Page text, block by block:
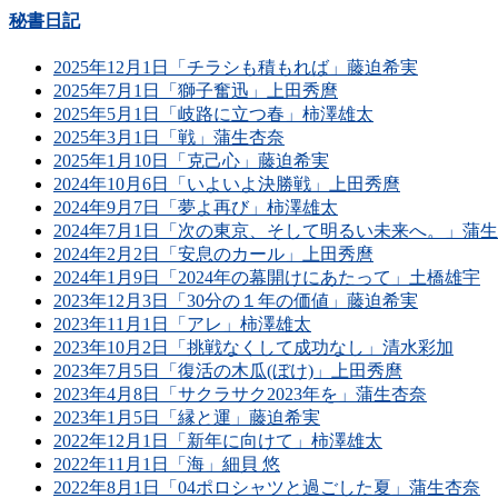
秘書日記
2025年12月1日「チラシも積もれば」藤迫希実
2025年7月1日「獅子奮迅」上田秀麿
2025年5月1日「岐路に立つ春」柿澤雄太
2025年3月1日「戦」蒲生杏奈
2025年1月10日「克己心」藤迫希実
2024年10月6日「いよいよ決勝戦」上田秀麿
2024年9月7日「夢よ再び」柿澤雄太
2024年7月1日「次の東京、そして明るい未来へ。」蒲
2024年2月2日「安息のカール」上田秀麿
2024年1月9日「2024年の幕開けにあたって」土橋雄宇
2023年12月3日「30分の１年の価値」藤迫希実
2023年11月1日「アレ」柿澤雄太
2023年10月2日「挑戦なくして成功なし」清水彩加
2023年7月5日「復活の木瓜(ぼけ)」上田秀麿
2023年4月8日「サクラサク2023年を」蒲生杏奈
2023年1月5日「縁と運」藤迫希実
2022年12月1日「新年に向けて」柿澤雄太
2022年11月1日「海」細貝 悠
2022年8月1日「04ポロシャツと過ごした夏」蒲生杏奈